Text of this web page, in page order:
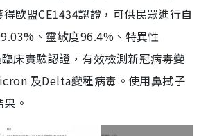
歐盟CE1434認證，可供民眾進行自
、靈敏度96.4%、特異性
床實驗認證，有效檢測新冠病毒變
及Delta變種病毒。使用鼻拭子
。